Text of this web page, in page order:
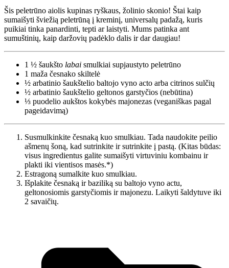
Šis peletrūno aiolis kupinas ryškaus, žolinio skonio! Štai kaip
sumaišyti šviežią peletrūną į kreminį, universalų padažą, kuris
puikiai tinka panardinti, tepti ar laistyti. Mums patinka ant
sumuštinių, kaip daržovių padėklo dalis ir dar daugiau!
1 ½ šaukšto labai smulkiai supjaustyto peletrūno
1 maža česnako skiltelė
½ arbatinio šaukštelio baltojo vyno acto arba citrinos sulčių
½ arbatinio šaukštelio geltonos garstyčios (nebūtina)
⅓ puodelio aukštos kokybės majonezas (veganiškas pagal
pageidavimą)
Susmulkinkite česnaką kuo smulkiau. Tada naudokite peilio
ašmenų šoną, kad sutrinkite ir sutrinkite į pastą. (Kitas būdas:
visus ingredientus galite sumaišyti virtuviniu kombainu ir
plakti iki vientisos masės.*)
Estragoną sumalkite kuo smulkiau.
Išplakite česnaką ir baziliką su baltojo vyno actu,
geltonosiomis garstyčiomis ir majonezu. Laikyti šaldytuve iki
2 savaičių.